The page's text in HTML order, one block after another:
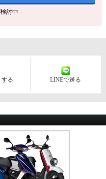
検討中
する LINEで送る